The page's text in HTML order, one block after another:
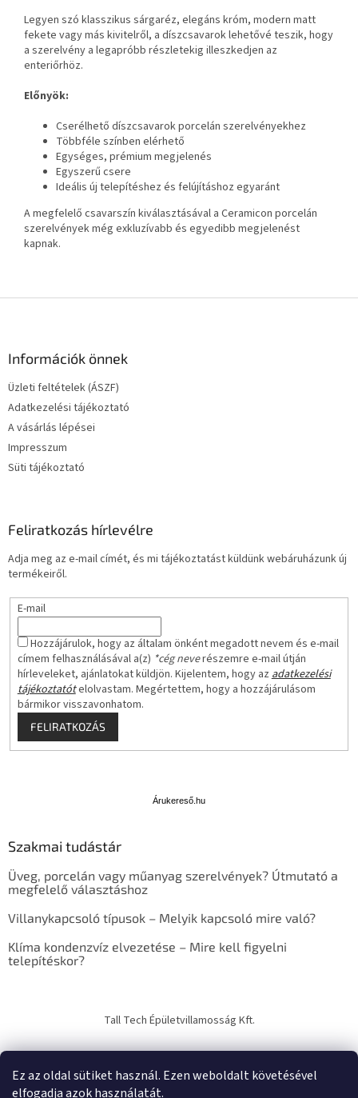
Ez az oldal sütiket használ. Ezen weboldalt követésével
elfogadja azok használatát.
Legyen szó klasszikus sárgaréz, elegáns króm, modern matt
fekete vagy más kivitelről, a díszcsavarok lehetővé teszik, hogy
a szerelvény a legapróbb részletekig illeszkedjen az
enteriőrhöz.
Előnyök:
Cserélhető díszcsavarok porcelán szerelvényekhez
Többféle színben elérhető
Egységes, prémium megjelenés
Egyszerű csere
Ideális új telepítéshez és felújításhoz egyaránt
A megfelelő csavarszín kiválasztásával a Ceramicon porcelán
szerelvények még exkluzívabb és egyedibb megjelenést
kapnak.
Információk önnek
Üzleti feltételek (ÁSZF)
Adatkezelési tájékoztató
A vásárlás lépései
Impresszum
Süti tájékoztató
Feliratkozás hírlevélre
Adja meg az e-mail címét, és mi tájékoztatást küldünk webáruházunk új
termékeiről.
E-mail
Hozzájárulok, hogy az általam önként megadott nevem és e-mail
címem felhasználásával a(z) *cég neverészemre e-mail útján
hírleveleket, ajánlatokat küldjön. Kijelentem, hogy azadatkezelési
tájékoztatótelolvastam. Megértettem, hogy a hozzájárulásom
bármikor visszavonhatom.
FELIRATKOZÁS
s
ő
Árukereső.hu
Szakmai tudástár
Üveg, porcelán vagy műanyag szerelvények? Útmutató a
megfelelő választáshoz
Villanykapcsoló típusok – Melyik kapcsoló mire való?
Klíma kondenzvíz elvezetése – Mire kell figyelni
telepítéskor?
Tall Tech Épületvillamosság Kft.